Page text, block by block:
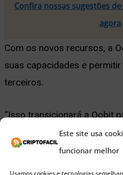
Este site usa
funcionar melhor
Usamos cookies e tecnologias
Confira nossas sugestões
agora
Com os novos recursos, a
suas capacidades e
terceiros.
“Isso transicionará a Oobit
pagamentos de
disse a empresa.